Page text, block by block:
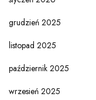
grudzień 2025
listopad 2025
październik 2025
wrzesień 2025